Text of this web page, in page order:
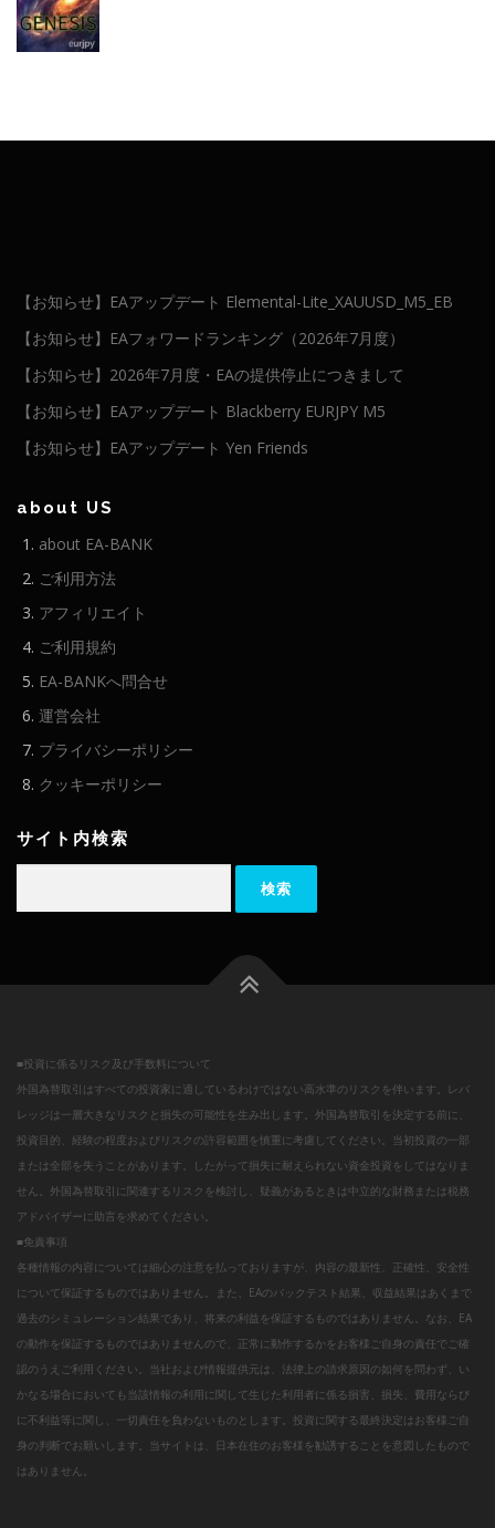
【お知らせ】EAアップデート Elemental-Lite_XAUUSD_M5_EB
【お知らせ】EAフォワードランキング（2026年7月度）
【お知らせ】2026年7月度・EAの提供停止につきまして
【お知らせ】EAアップデート Blackberry EURJPY M5
【お知らせ】EAアップデート Yen Friends
about US
about EA-BANK
ご利用方法
アフィリエイト
ご利用規約
EA-BANKへ問合せ
運営会社
プライバシーポリシー
クッキーポリシー
サイト内検索
■投資に係るリスク及び手数料について
外国為替取引はすべての投資家に適しているわけではない高水準のリスクを伴います。レバ
レッジは一層大きなリスクと損失の可能性を生み出します。外国為替取引を決定する前に、
投資目的、経験の程度およびリスクの許容範囲を慎重に考慮してください。当初投資の一部
または全部を失うことがあります。したがって損失に耐えられない資金投資をしてはなりま
せん。外国為替取引に関連するリスクを検討し、疑義があるときは中立的な財務または税務
アドバイザーに助言を求めてください。
■免責事項
各種情報の内容については細心の注意を払っておりますが、内容の最新性、正確性、安全性
について保証するものではありません。また、EAのバックテスト結果、収益結果はあくまで
過去のシミュレーション結果であり、将来の利益を保証するものではありません。なお、EA
の動作を保証するものではありませんので、正常に動作するかをお客様ご自身の責任でご確
認のうえご利用ください。当社および情報提供元は、法律上の請求原因の如何を問わず、い
かなる場合においても当該情報の利用に関して生じた利用者に係る損害、損失、費用ならび
に不利益等に関し、一切責任を負わないものとします。投資に関する最終決定はお客様ご自
身の判断でお願いします。当サイトは、日本在住のお客様を勧誘することを意図したもので
はありません。